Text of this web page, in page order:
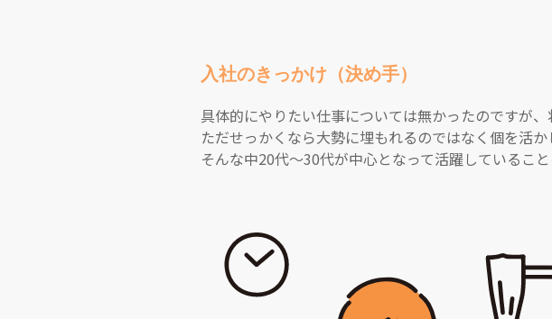
入社のきっかけ（決め手）
具体的にやりたい仕事については無かったのですが
ただせっかくなら大勢に埋もれるのではなく個を活
そんな中20代～30代が中心となって活躍しているこ